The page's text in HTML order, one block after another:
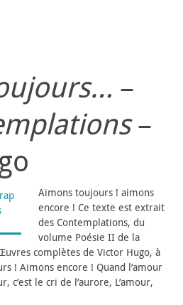
–
–
Aimons toujours ! aimons
encore ! Ce texte est extrait
des Contemplations, du
volume Poésie II de la
complètes de Victor Hugo, à
! Aimons encore ! Quand l’amour
c’est le cri de l’aurore, L’amour,